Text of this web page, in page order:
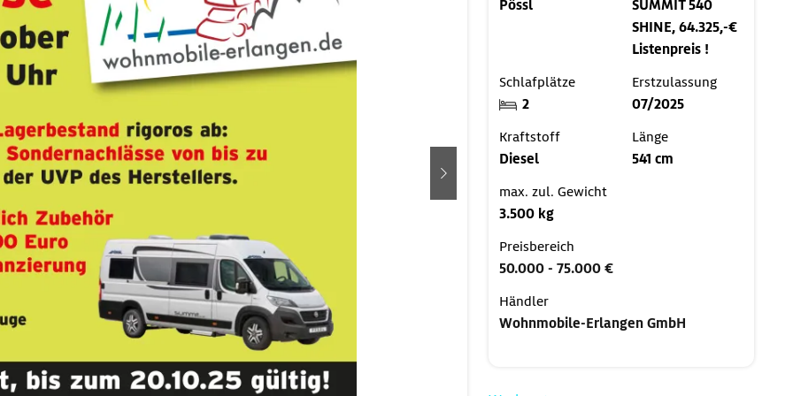
weiter
Pössl
SUMMIT 540
SHINE, 64.325,-€
Listenpreis !
Schlafplätze
2
Erstzulassung
07/2025
Kraftstoff
Diesel
Länge
541 cm
max. zul. Gewicht
3.500 kg
Preisbereich
50.000 - 75.000 €
Händler
Wohnmobile-Erlangen GmbH